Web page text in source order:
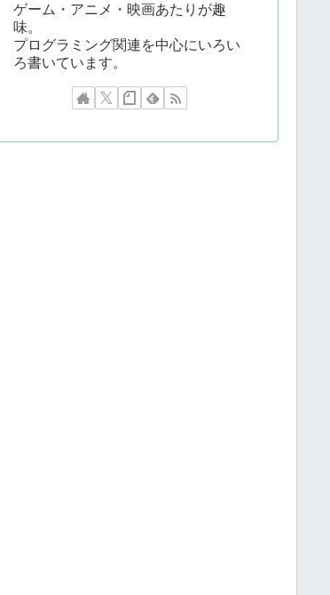
ゲーム・アニメ・映画あたりが趣
味。
プログラミング関連を中心にいろい
ろ書いています。